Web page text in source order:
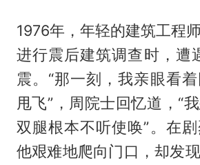
1976年，年轻的建筑工程
进行震后建筑调查时，遭
震。“那一刻，我亲眼看
甩飞”，周院士回忆道，“
双腿根本不听使唤”。在剧
他艰难地爬向门口，却发